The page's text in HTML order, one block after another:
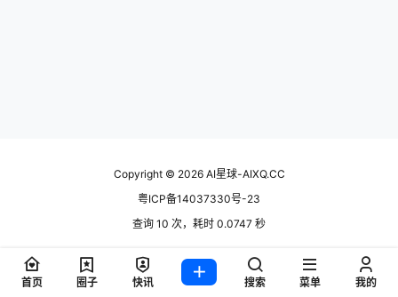
Copyright © 2026AI星球-AIXQ.CC
粤ICP备14037330号-23
查询 10 次，耗时 0.0747 秒
首页 圈子 快讯 搜索 菜单 我的